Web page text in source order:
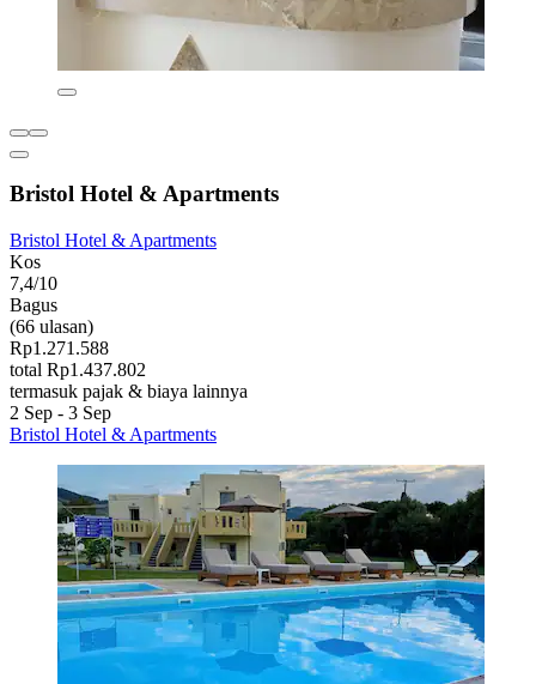
Bristol Hotel & Apartments
Bristol Hotel & Apartments
Kos
7,4/10
Bagus
(66 ulasan)
Rp1.271.588
total Rp1.437.802
termasuk pajak & biaya lainnya
2 Sep - 3 Sep
Bristol Hotel & Apartments